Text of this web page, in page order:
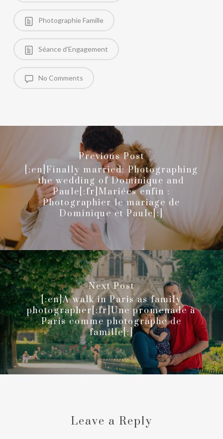
Photographie Famille
Séance d'Engagement
No Comments
Previous Post
[:en]Finally married: Photographing
the wedding of Dominique and
Paule[:fr]Mariées enfin :
Photographier le mariage de
Dominique et Paule[:]
Next Post
[:en]A walk in Paris as family
photographer[:fr]Une promenade à
Paris comme photographe de
famille[:]
Leave a Reply